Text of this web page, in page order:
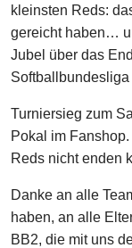
kleinsten Reds:
gereicht haben…
Jubel über das
Softballbundesliga
Turniersieg zum
Pokal im
Reds nicht enden
Danke an alle
haben, an alle
BB2, die mit uns